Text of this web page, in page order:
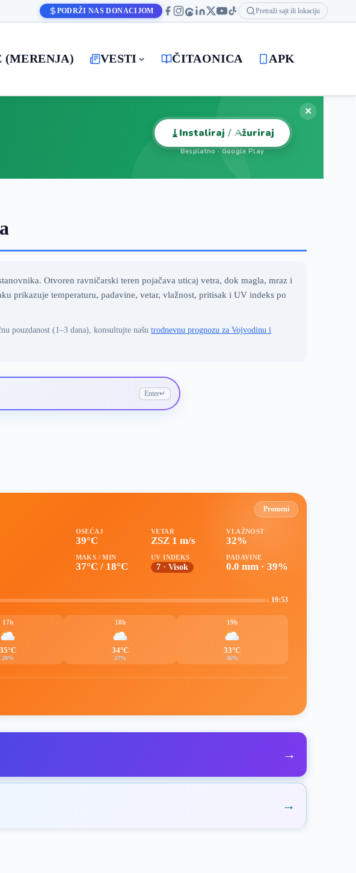
PODRŽI NAS DONACIJOM Pretraži sajt ili lokaciju
(MERENJA) VESTI ČITAONICA APK
⤓Instaliraj / Ažuriraj
Besplatno · Google Play
✕
Otvoren ravničarski teren pojačava uticaj vetra, dok magla, mraz i
prikazuje temperaturu, padavine, vetar, vlažnost, pritisak i UV indeks po
pouzdanost (1–3 dana), konsultujte našutrodnevnu prognozu za Vojvodinu i
Enter↵
Promeni
OSEĆAJ
39°C
VETAR
ZSZ 1 m/s
VLAŽNOST
32%
MAKS / MIN
37°C / 18°C
UV INDEKS
7 · Visok
PADAVINE
0.0 mm · 39%
↓ 19:53
17h
35°C
20%
18h
34°C
27%
19h
33°C
36%
→
→